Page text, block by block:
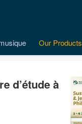
Our Products
d’étude à